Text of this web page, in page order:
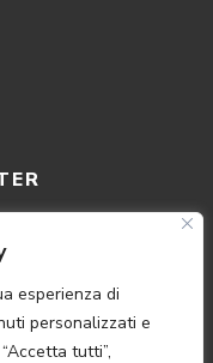
esperienza di
personalizzati e
tutti”,
ultime novità,